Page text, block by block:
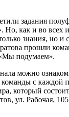
задания
как и во всех
знания, но и
прошли
подумаем».
можно
с каждой
который
ул. Рабочая,